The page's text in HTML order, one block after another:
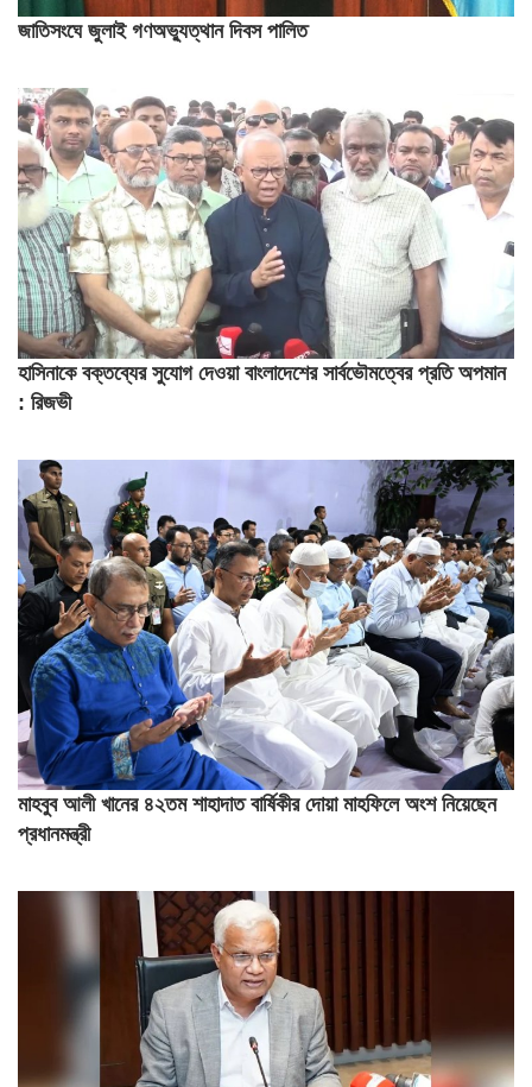
জাতিসংঘে জুলাই গণঅভ্যুত্থান দিবস পালিত
হাসিনাকে বক্তব্যের সুযোগ দেওয়া বাংলাদেশের সার্বভৌমত্বের প্রতি অপমান
: রিজভী
মাহবুব আলী খানের ৪২তম শাহাদাত বার্ষিকীর দোয়া মাহফিলে অংশ নিয়েছেন
প্রধানমন্ত্রী